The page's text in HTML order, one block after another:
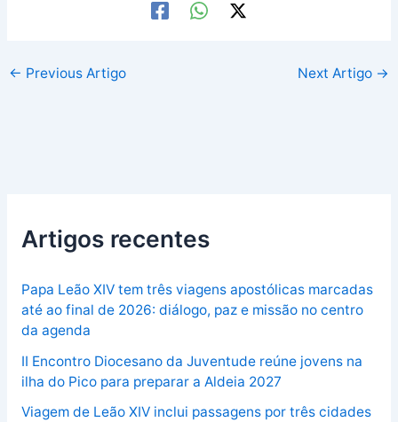
← Previous Artigo Next Artigo →
Artigos recentes
Papa Leão XIV tem três viagens apostólicas marcadas
até ao final de 2026: diálogo, paz e missão no centro
da agenda
II Encontro Diocesano da Juventude reúne jovens na
ilha do Pico para preparar a Aldeia 2027
Viagem de Leão XIV inclui passagens por três cidades